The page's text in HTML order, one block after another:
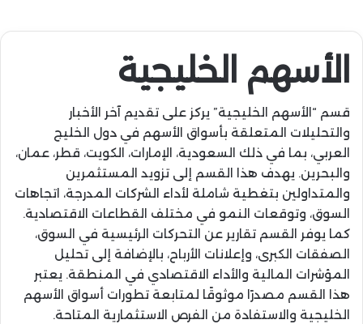
الأسهم الخليجية
قسم “الأسهم الخليجية” يركز على تقديم آخر الأخبار
والتحليلات المتعلقة بأسواق الأسهم في دول الخليج
العربي، بما في ذلك السعودية، الإمارات، الكويت، قطر، عمان،
والبحرين. يهدف هذا القسم إلى تزويد المستثمرين
والمتداولين بتغطية شاملة لأداء الشركات المدرجة، اتجاهات
السوق، وتوقعات النمو في مختلف القطاعات الاقتصادية.
كما يوفر القسم تقارير عن التحركات الرئيسية في السوق،
الصفقات الكبرى، وإعلانات الأرباح، بالإضافة إلى تحليل
المؤشرات المالية والأداء الاقتصادي في المنطقة. يعتبر
هذا القسم مصدرًا موثوقًا لمتابعة تطورات أسواق الأسهم
الخليجية والاستفادة من الفرص الاستثمارية المتاحة.